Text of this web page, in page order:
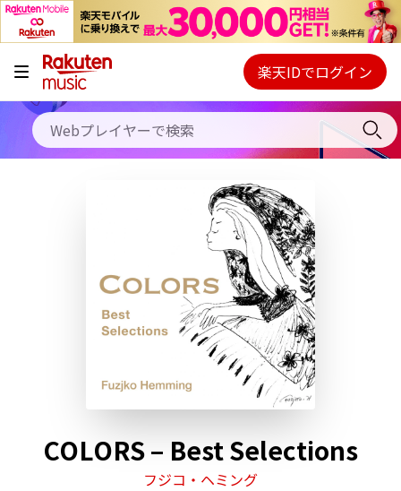
キャンペーン
料金プラン
使い方
Webプレイヤー
ご契約内容の確認・変更
楽天IDでログイン
COLORS – Best Selections
フジコ・ヘミング